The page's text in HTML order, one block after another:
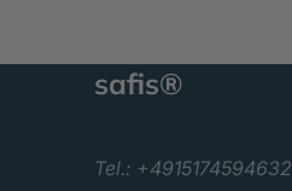
safis®
Tel.: +4915174594632